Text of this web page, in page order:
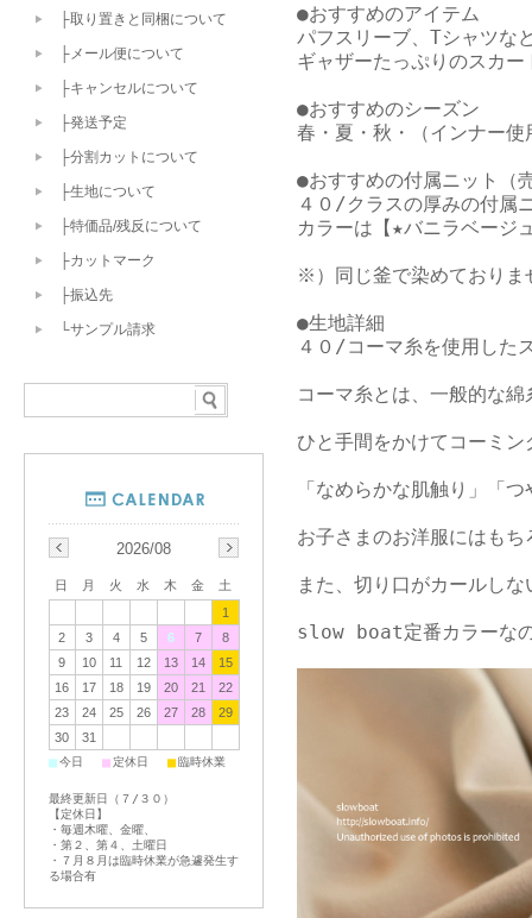
●おすすめのアイテム
パフスリーブ、Tシャツな
ギャザーたっぷりのスカ
●おすすめのシーズン
春・夏・秋・（インナー使
●おすすめの付属ニット（
４０/クラスの厚みの付属
カラーは【★バニラベージ
※）同じ釜で染めておりま
●生地詳細
４０/コーマ糸を使用した
コーマ糸とは、一般的な
ひと手間をかけてコーミ
「なめらかな肌触り」「
お子さまのお洋服にはも
また、切り口がカールし
slow boat定番カラーなの
├取り置きと同梱について
├メール便について
├キャンセルについて
├発送予定
├分割カットについて
├生地について
├特価品/残反について
├カットマーク
├振込先
└サンプル請求
2026/08
日 月 火 水 木 金
土
1
2
3 4 5 6 7
8
9
10 11 12 13 14
15
16
17 18 19 20 21
22
23
24 25 26 27 28
29
30
31
■今日 ■定休日 ■臨時休業
最終更新日（７/３０）
【定休日】
・毎週木曜、金曜、
・第２、第４、土曜日
・７月８月は臨時休業が急遽発生す
る場合有